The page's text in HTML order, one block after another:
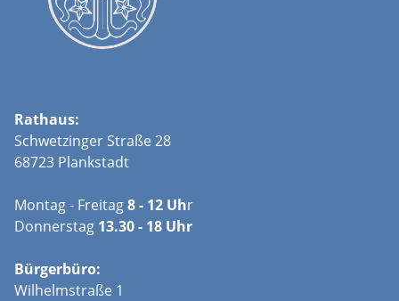
Rathaus:
Schwetzinger Straße 28
68723 Plankstadt
Montag - Freitag8 - 12 Uhr
Donnerstag 13.30 - 18 Uhr
Bürgerbüro:
Wilhelmstraße 1